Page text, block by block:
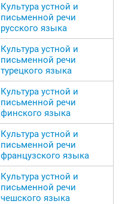
Культура устной и
письменной речи
русского языка
Культура устной и
письменной речи
турецкого языка
Культура устной и
письменной речи
финского языка
Культура устной и
письменной речи
французского языка
Культура устной и
письменной речи
чешского языка